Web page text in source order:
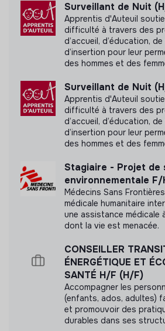
Mesures de soutien pour les
handicapés
Soutien aux parents et
Principes de gouvernance
Documents
transparence
Surveillant de Nuit
Apprentis d'Auteuil
difficulté à travers des
d’accueil, d’éducation,
d’insertion pour leur
des hommes et des
Surveillant de Nuit
Apprentis d'Auteuil
difficulté à travers des
d’accueil, d’éducation,
d’insertion pour leur
des hommes et des
Stagiaire - Projet de
environnementale F/
Médecins Sans
médicale humanitaire
une assistance médicale
dont la vie est menacée.
CONSEILLER
ÉNERGÉTIQUE ET
SANTÉ H/F (H/F)
Accompagner les
(enfants, ados, adultes)
et promouvoir des
durables dans ses